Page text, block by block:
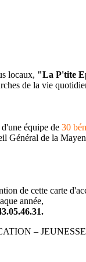
locaux, "La P'tite
de la vie
équipe de 30
Général de la
de cette carte
année,
– JEUNESSE